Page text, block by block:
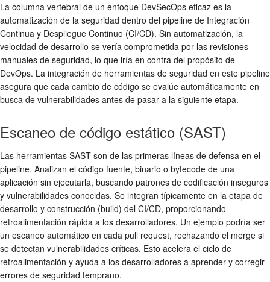
La columna vertebral de un enfoque DevSecOps eficaz es la
automatización de la seguridad dentro del pipeline de Integración
Continua y Despliegue Continuo (CI/CD). Sin automatización, la
velocidad de desarrollo se vería comprometida por las revisiones
manuales de seguridad, lo que iría en contra del propósito de
DevOps. La integración de herramientas de seguridad en este pipeline
asegura que cada cambio de código se evalúe automáticamente en
busca de vulnerabilidades antes de pasar a la siguiente etapa.
Escaneo de código estático (SAST)
Las herramientas SAST son de las primeras líneas de defensa en el
pipeline. Analizan el código fuente, binario o bytecode de una
aplicación sin ejecutarla, buscando patrones de codificación inseguros
y vulnerabilidades conocidas. Se integran típicamente en la etapa de
desarrollo y construcción (build) del CI/CD, proporcionando
retroalimentación rápida a los desarrolladores. Un ejemplo podría ser
un escaneo automático en cada pull request, rechazando el merge si
se detectan vulnerabilidades críticas. Esto acelera el ciclo de
retroalimentación y ayuda a los desarrolladores a aprender y corregir
errores de seguridad temprano.